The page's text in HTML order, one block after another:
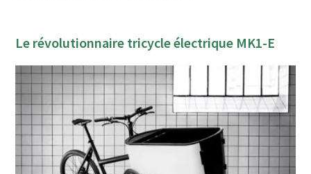
Le révolutionnaire tricycle électrique MK1-E